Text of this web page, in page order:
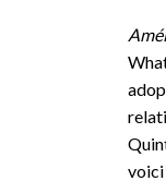
voici